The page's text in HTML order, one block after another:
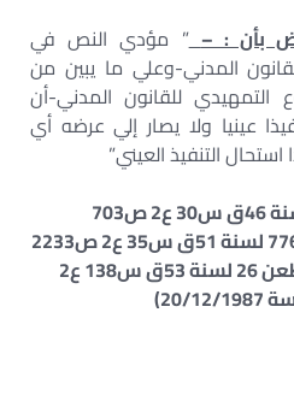
بأن : – ” مؤدي النص في
1، 215 من القانون المدني-وعلي ما يبين من
التمهيدي للقانون المدني-أن
عينيا ولا يصار إلي عرضه أي
استحال التنفيذ العيني”
(الطعن رقم 364 لسنة 46ق س30 ع2 ص703
جلسة22/6/1971، الطعن 776 لسنة 51ق س35 ع2 ص2233
جلسة 26/12/1984، الطعن 26 لسنة 53ق س138 ع2